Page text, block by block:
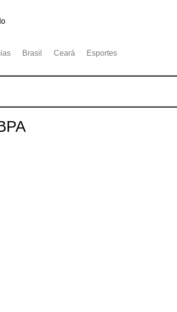
Brasil Ceará Esportes